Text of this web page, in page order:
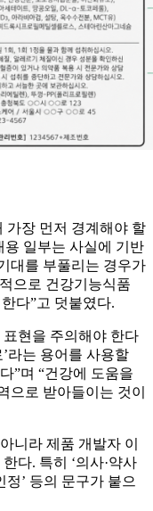
가장 먼저 경계해야 할
용 일부는 사실에 기반
대를 부풀리는 경우가
으로 건강기능식품
다”고 덧붙였다.
표현을 주의해야 한다
라는 용어를 사용할
”며 “건강에 도움을
으로 받아들이는 것이
니라 제품 개발자 이
다. 특히 ‘의사·약사
정’ 등의 문구가 붙으